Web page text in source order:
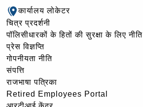
कार्यालय लोकेटर
चित्र प्रदर्शनी
पॉलिसीधारकों के हितों की सुरक्षा के लिए नीति
प्रेस विज्ञप्ति
गोपनीयता नीति
संपत्ति
राजभाषा पत्रिका
Retired Employees Portal